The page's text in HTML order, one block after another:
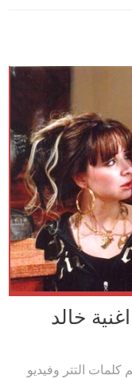
خالد
كلمات التتر وفيديو